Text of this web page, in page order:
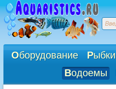
Оборудование Рыбки
Водоемы